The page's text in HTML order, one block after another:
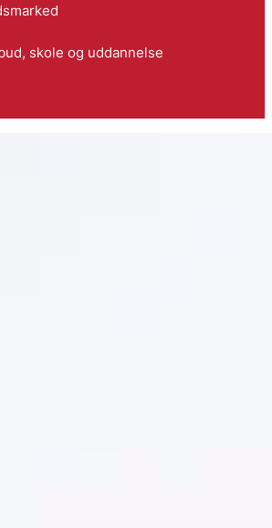
skole og uddannelse